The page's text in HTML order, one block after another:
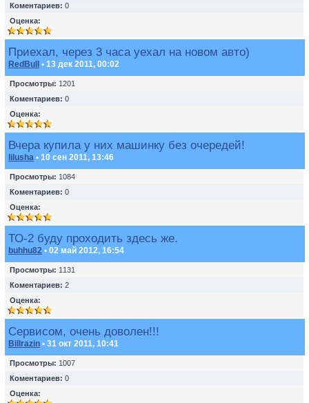
Коментариев: 0
Оценка:
Приехал, через 3 часа уехал на новом авто)
RedBull • 13 дек 2011, 00:02
Просмотры: 1201
Коментариев: 0
Оценка:
Вчера купила у них машинку без очередей!
lilusha • 10 сен 2011, 13:46
Просмотры: 1084
Коментариев: 0
Оценка:
ТО-2 буду проходить здесь же.
buhhu82 • 02 май 2012, 16:54
Просмотры: 1131
Коментариев: 2
Оценка:
Сервисом, очень доволен!!!
Billrazin • 31 окт 2011, 10:41
Просмотры: 1007
Коментариев: 0
Оценка: